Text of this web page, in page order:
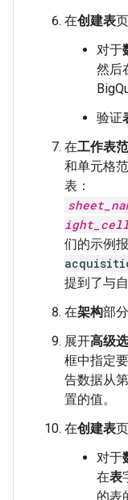
在创建表
对于
然后
验证
在工作表
和单元格
表：
们的示例
提到了与
在架构部
展开高级
框中指定
告数据从第
置的值。
在创建表
对于
在表
的表